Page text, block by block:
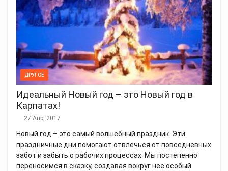
ДРУГОЕ
Идеальный Новый год – это Новый год в
Карпатах!
27 Апр, 2017
Новый год – это самый волшебный праздник. Эти
праздничные дни помогают отвлечься от повседневных
забот и забыть о рабочих процессах. Мы постепенно
переносимся в сказку, создавая вокруг нее особый